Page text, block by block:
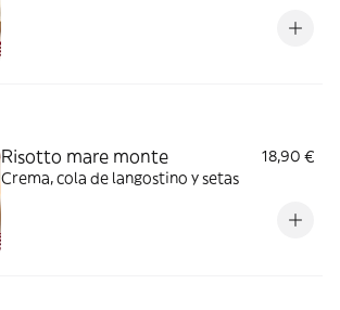
Risotto mare monte
18,90 €
Crema, cola de langostino y setas